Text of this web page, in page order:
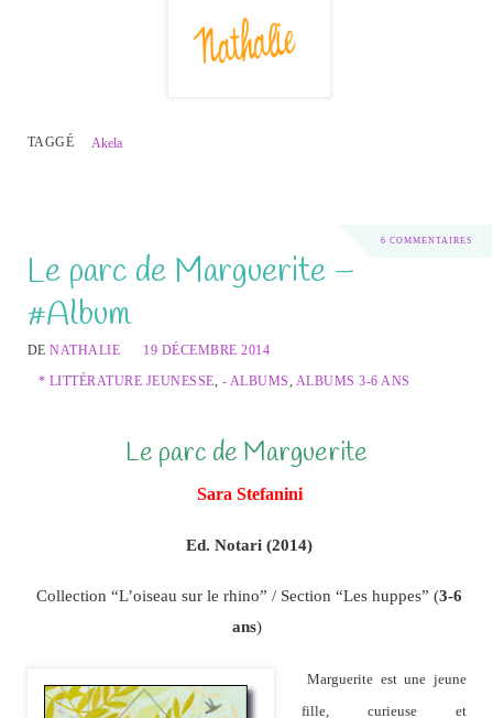
TAGGÉ Akela
6 COMMENTAIRES
Le parc de Marguerite –
#Album
DENATHALIE
19 DÉCEMBRE 2014
* LITTÉRATURE JEUNESSE - ALBUMS ALBUMS 3-6 ANS
Le parc de Marguerite
Sara Stefanini
Ed. Notari (2014)
Collection “L’oiseau sur le rhino” / Section “Les huppes” (3-6
ans)
Marguerite estune jeune
fille, curieuse et